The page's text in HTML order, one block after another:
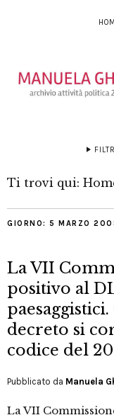
Ti trovi qui:
GIORNO: 5 MARZO
La VII
positivo al
decreto si
codice del
Pubblicato da Manuela
La VII